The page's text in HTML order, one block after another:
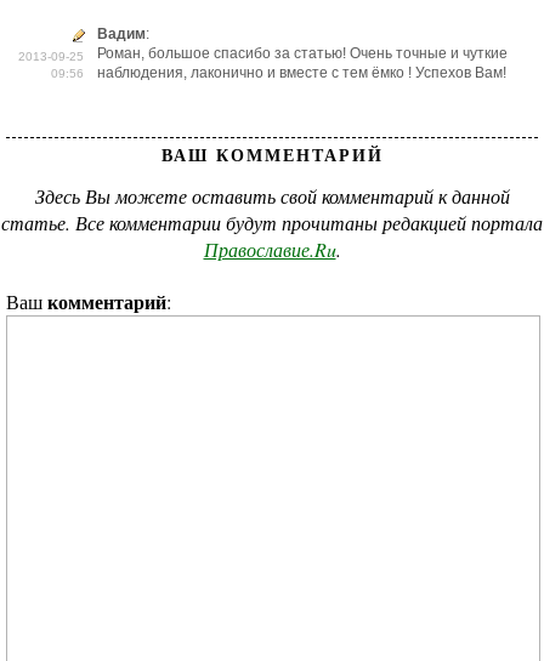
2013-09-25
09:56
Вадим:
Роман, большое спасибо за статью! Очень точные и чуткие
наблюдения, лаконично и вместе с тем ёмко ! Успехов Вам!
ВАШ КОММЕНТАРИЙ
Здесь Вы можете оставить свой комментарий к данной
статье. Все комментарии будут прочитаны редакцией портала
Православие.Ru.
Вашкомментарий: